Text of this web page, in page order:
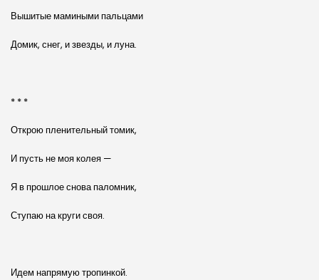
Вышитые мамиными пальцами
Домик, снег, и звезды, и луна.
* * *
Открою пленительный томик,
И пусть не моя колея —
Я в прошлое снова паломник,
Ступаю на круги своя.
Идем напрямую тропинкой.